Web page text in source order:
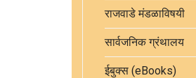
राजवाडे मंडळाविषयी
सार्वजनिक ग्रंथालय
ईबुक्स (eBooks)